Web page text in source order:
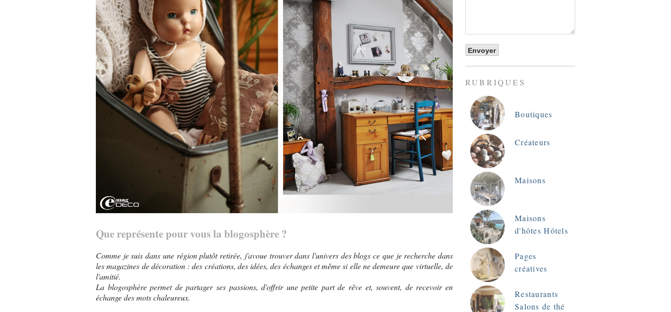
Que représente pour vous la blogosphère ?
Comme je suis dans une région plutôt retirée, j'avoue trouver dans l'univers des blogs ce que je recherche dans
les magazines de décoration : des créations, des idées, des échanges et même si elle ne demeure que virtuelle, de
l'amitié.
La blogosphère permet de partager ses passions, d'offrir une petite part de rêve et, souvent, de recevoir en
échange des mots chaleureux.
RUBRIQUES
Boutiques
Créateurs
Maisons
Maisons
d'hôtes Hôtels
Pages
créatives
Restaurants
Salons de thé